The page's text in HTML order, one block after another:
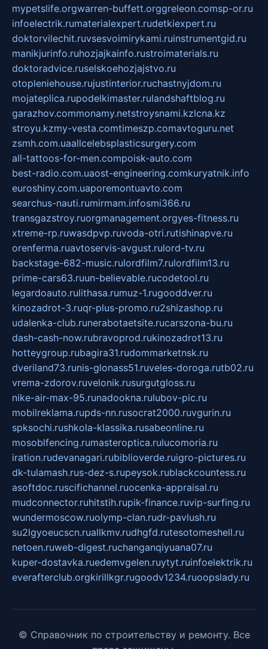
mypetslife.orgwarren-buffett.orggreleon.comsp-or.ru
infoelectrik.rumaterialexpert.rudetkiexpert.ru
doktorvilechit.ruvsesvoimirykami.ruinstrumentgid.ru
manikjurinfo.ruhozjajkainfo.rustroimaterials.ru
doktoradvice.ruselskoehozjajstvo.ru
otopleniehouse.rujustinterior.ruchastnyjdom.ru
mojateplica.rupodelkimaster.rulandshaftblog.ru
garazhov.commonamy.netstroysnami.kzlcna.kz
stroyu.kzmy-vesta.comtimeszp.comavtoguru.net
zsmh.com.uaallcelebsplasticsurgery.com
all-tattoos-for-men.compoisk-auto.com
best-radio.com.uaost-engineering.comkuryatnik.info
euroshiny.com.uaporemontuavto.com
searchus-nauti.rumirmam.infosmi366.ru
transgazstroy.ruorgmanagement.orgyes-fitness.ru
xtreme-rp.ruwasdpvp.ruvoda-otri.rutishinapve.ru
orenferma.ruavtoservis-avgust.rulord-tv.ru
backstage-682-music.rulordfilm7.rulordfilm13.ru
prime-cars63.ruun-believable.rucodetool.ru
legardoauto.rulithasa.rumuz-1.rugooddver.ru
kinozadrot-3.ruqr-plus-promo.ru2shizashop.ru
udalenka-club.runerabotaetsite.rucarszona-bu.ru
dash-cash-now.rubravoprod.rukinozadrot13.ru
hotteygroup.rubagira31.rudommarketnsk.ru
dveriland73.runis-glonass51.ruveles-doroga.rutb02.ru
vrema-zdorov.ruvelonik.rusurgutgloss.ru
nike-air-max-95.runadookna.rulubov-pic.ru
mobilreklama.rupds-nn.rusocrat2000.ruvgurin.ru
spksochi.rushkola-klassika.rusabeonline.ru
mosoblfencing.rumasteroptica.rulucomoria.ru
iration.rudevanagari.rubiblioverde.ruigro-pictures.ru
dk-tulamash.rus-dez-s.rupeysok.rublackcountess.ru
asoftdoc.ruscifichannel.ruocenka-appraisal.ru
mudconnector.ruhitstih.rupik-finance.ruvip-surfing.ru
wundermoscow.ruolymp-clan.rudr-pavlush.ru
su2lgyoeucscn.ruallkmv.rudhgfd.rutesotomeshell.ru
netoen.ruweb-digest.ruchanganqiyuana07.ru
kuper-dostavka.ruedemvgelen.ruytyt.ruinfoelektrik.ru
everafterclub.orgkirillkgr.rugoodv1234.ruoopslady.ru
© Справочник по строительству и ремонту. Все